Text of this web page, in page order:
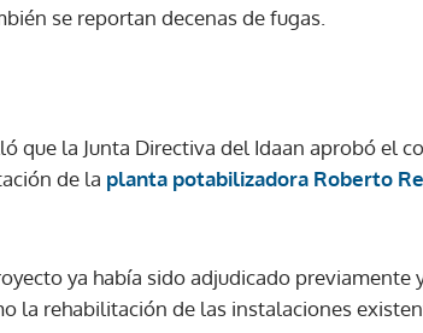
se reportan decenas de fugas.
que la Junta Directiva del Idaan aprobó el
de la planta potabilizadora Roberto
ya había sido adjudicado
la rehabilitación de las instalaciones